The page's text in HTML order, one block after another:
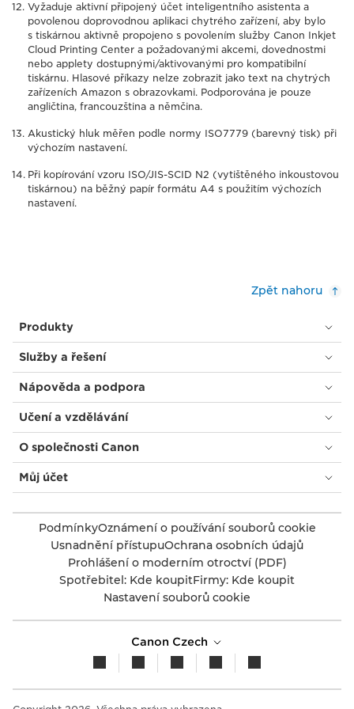
Vyžaduje aktivní připojený účet inteligentního asistenta a
povolenou doprovodnou aplikaci chytrého zařízení, aby bylo
s tiskárnou aktivně propojeno s povolením služby Canon Inkjet
Cloud Printing Center a požadovanými akcemi, dovednostmi
nebo applety dostupnými/aktivovanými pro kompatibilní
tiskárnu. Hlasové příkazy nelze zobrazit jako text na chytrých
zařízeních Amazon s obrazovkami. Podporována je pouze
angličtina, francouzština a němčina.
Akustický hluk měřen podle normy ISO7779 (barevný tisk) při
výchozím nastavení.
Při kopírování vzoru ISO/JIS-SCID N2 (vytištěného inkoustovou
tiskárnou) na běžný papír formátu A4 s použitím výchozích
nastavení.
Zpět nahoru
Produkty
Služby a řešení
Nápověda a podpora
Učení a vzdělávání
O společnosti Canon
Můj účet
PodmínkyOznámení o používání souborů cookie
Usnadnění přístupuOchrana osobních údajů
Prohlášení o moderním otroctví (PDF)
Spotřebitel: Kde koupitFirmy: Kde koupit
Nastavení souborů cookie
Canon Czech